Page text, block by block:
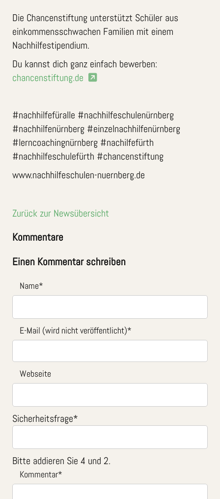
Die Chancenstiftung unterstützt Schüler aus
einkommensschwachen Familien mit einem
Nachhilfestipendium.
Du kannst dich ganz einfach bewerben:
chancenstiftung.de
#nachhilfefüralle #nachhilfeschulenürnberg
#nachhilfenürnberg #einzelnachhilfenürnberg
#lerncoachingnürnberg #nachilfefürth
#nachhilfeschulefürth #chancenstiftung
www.nachhilfeschulen-nuernberg.de
Zurück zur Newsübersicht
Kommentare
Einen Kommentar schreiben
Name*
E-Mail (wird nicht veröffentlicht)*
Webseite
Sicherheitsfrage*
Bitte addieren Sie 4 und 2.
Kommentar*